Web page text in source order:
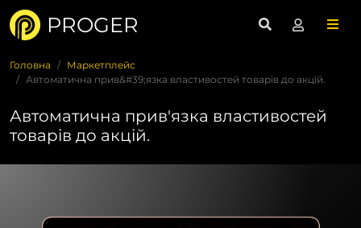
PROGER
Головна
Маркетплейс
Автоматична прив&#39;язка властивостей товарів до акцій.
Автоматична прив'язка властивостей
товарів до акцій.